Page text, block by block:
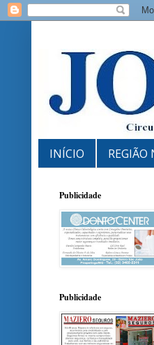
INÍCIO REGIÃO
Publicidade
Publicidade